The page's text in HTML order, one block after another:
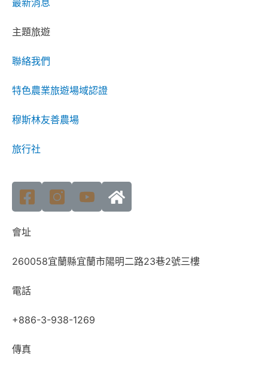
最新消息
主題旅遊
聯絡我們
特色農業旅遊場域認證
穆斯林友善農場
旅行社
會址
260058宜蘭縣宜蘭市陽明二路23巷2號三樓
電話
+886-3-938-1269
傳真